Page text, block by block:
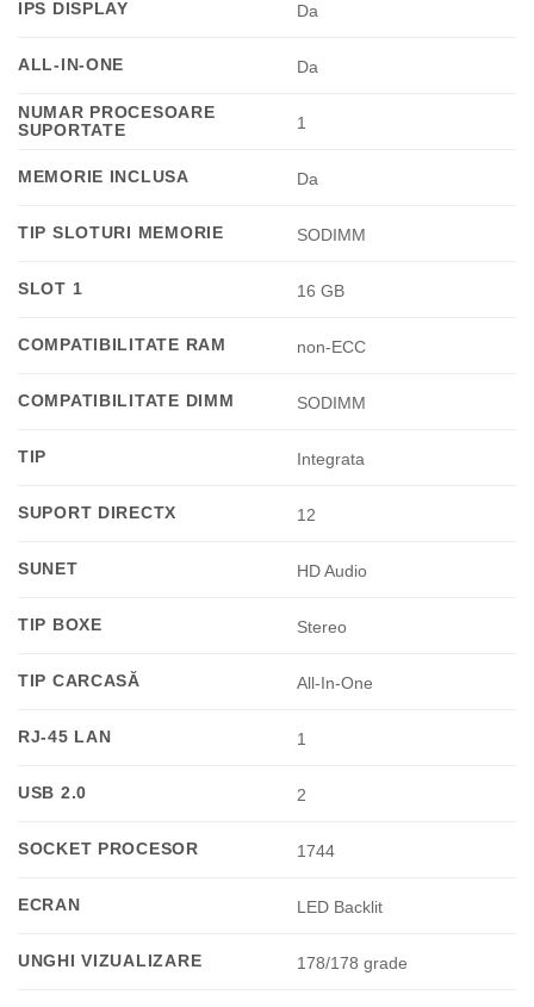
IPS DISPLAY Da
ALL-IN-ONE Da
NUMAR PROCESOARE
SUPORTATE
1
MEMORIE INCLUSA Da
TIP SLOTURI MEMORIE SODIMM
SLOT 1 16 GB
COMPATIBILITATE RAM non-ECC
COMPATIBILITATE DIMM SODIMM
TIP Integrata
SUPORT DIRECTX 12
SUNET HD Audio
TIP BOXE Stereo
TIP CARCASĂ All-In-One
RJ-45 LAN 1
USB 2.0 2
SOCKET PROCESOR 1744
ECRAN LED Backlit
UNGHI VIZUALIZARE 178/178 grade